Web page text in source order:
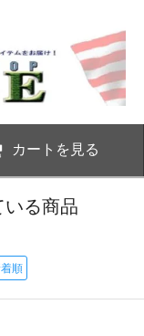
カートを見る
いる商品
順